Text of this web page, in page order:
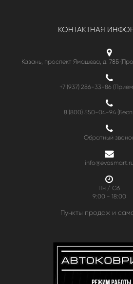
КОНТАКТНАЯ
Казань, проспект Ямашева, д. 78Б
+7 (937) 286-33-86
8 (800) 550-04-94
Обратный
info@evasmart.ru
Пн / Сб
9:00 - 18:00
Пункты продаж и